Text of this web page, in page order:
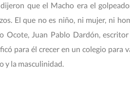
que el Macho era el
El que no es niño, ni mujer, ni
Ocote, Juan Pablo Dardón,
para él crecer en un colegio para
y la masculinidad.